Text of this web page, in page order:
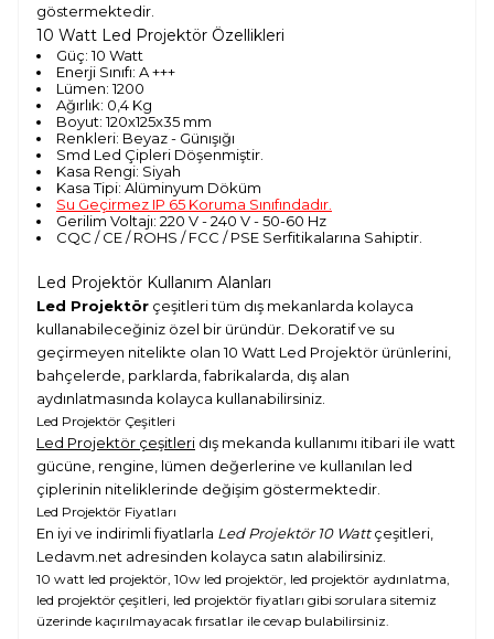
göstermektedir.
10 Watt Led Projektör Özellikleri
Güç: 10 Watt
Enerji Sınıfı: A +++
Lümen: 1200
Ağırlık: 0,4 Kg
Boyut: 120x125x35 mm
Renkleri: Beyaz - Günışığı
Smd Led Çipleri Döşenmiştir.
Kasa Rengi: Siyah
Kasa Tipi: Alüminyum Döküm
Su Geçirmez IP 65 Koruma Sınıfındadır.
Gerilim Voltajı: 220 V - 240 V - 50-60 Hz
CQC / CE / ROHS / FCC / PSE Serfitikalarına Sahiptir.
Led Projektör Kullanım Alanları
Led Projektör çeşitleri tüm dış mekanlarda kolayca
kullanabileceğiniz özel bir üründür. Dekoratif ve su
geçirmeyen nitelikte olan 10 Watt Led Projektör ürünlerini,
bahçelerde, parklarda, fabrikalarda, dış alan
aydınlatmasında kolayca kullanabilirsiniz.
Led Projektör Çeşitleri
Led Projektör çeşitleri dış mekanda kullanımı itibari ile watt
gücüne, rengine, lümen değerlerine ve kullanılan led
çiplerinin niteliklerinde değişim göstermektedir.
Led Projektör Fiyatları
En iyi ve indirimli fiyatlarla Led Projektör 10 Wattçeşitleri,
Ledavm.net adresinden kolayca satın alabilirsiniz.
10 watt led projektör, 10w led projektör, led projektör aydınlatma,
led projektör çeşitleri, led projektör fiyatları gibi sorulara sitemiz
üzerinde kaçırılmayacak fırsatlar ile cevap bulabilirsiniz.